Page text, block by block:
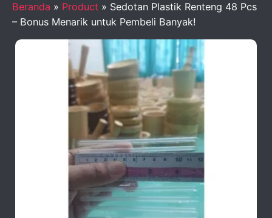
Beranda » Product » Sedotan Plastik Renteng 48 Pcs
– Bonus Menarik untuk Pembeli Banyak!